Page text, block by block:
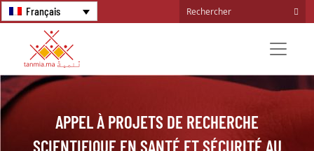
Français
APPEL À PROJETS DE RECHERCHE
SCIENTIFIQUE EN SANTÉ ET SÉCURITÉ AU